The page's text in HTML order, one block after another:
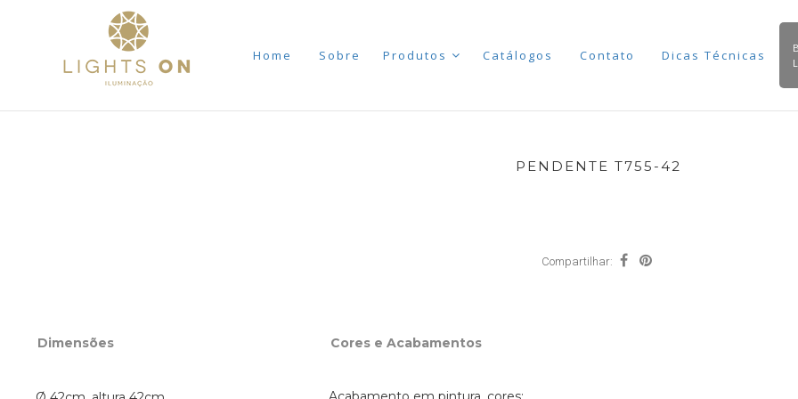
Home Sobre Produtos Catálogos Contato Dicas Técnicas
PENDENTE T755-42
Compartilhar:
Dimensões Cores e Acabamentos